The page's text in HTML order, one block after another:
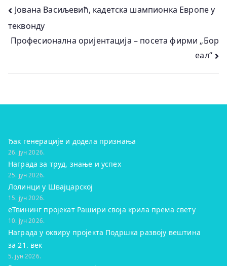
Кретање
чланка
Јована Васиљевић, кадетска шампионка Европе у
теквонду
Професионална оријентација – посета фирми „Бор
еал“
Ђак генерације и додела признања
26. јун 2026.
Награда за труд, знање и успех
25. јун 2026.
Лолинци у Швајцарској
15. јун 2026.
eТвининг пројекат Рашири своја крила према свету
10. јун 2026.
Награда у оквиру пројекта Подршка развоју вештина
за 21. век
5. јун 2026.